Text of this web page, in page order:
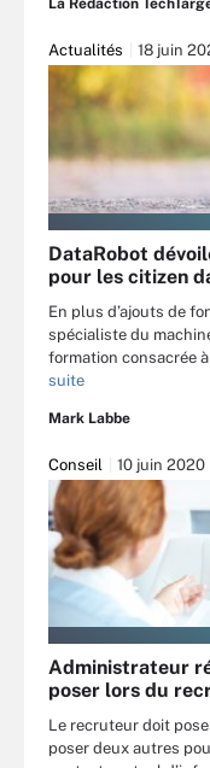
La Rédaction
Actualités 18 juin
DataRobot
pour les citizen
En plus d’ajouts de
spécialiste du
formation consacrée
suite
Mark Labbe
Conseil 10 juin 2020
Administrateur
poser lors du
Le recruteur doit
poser deux autres